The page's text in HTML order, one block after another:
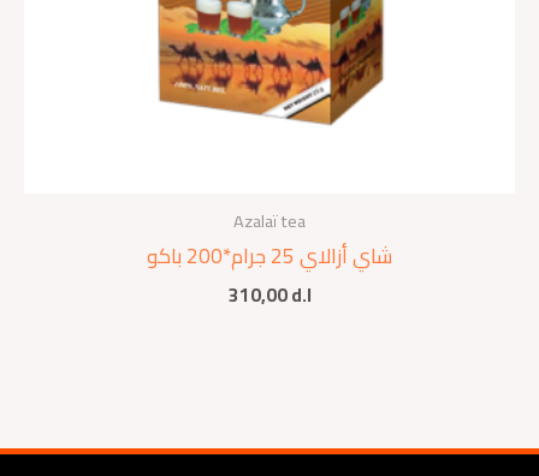
Azalaï tea
شاي أزالاي 25 جرام*200 باكو
310,00d.l